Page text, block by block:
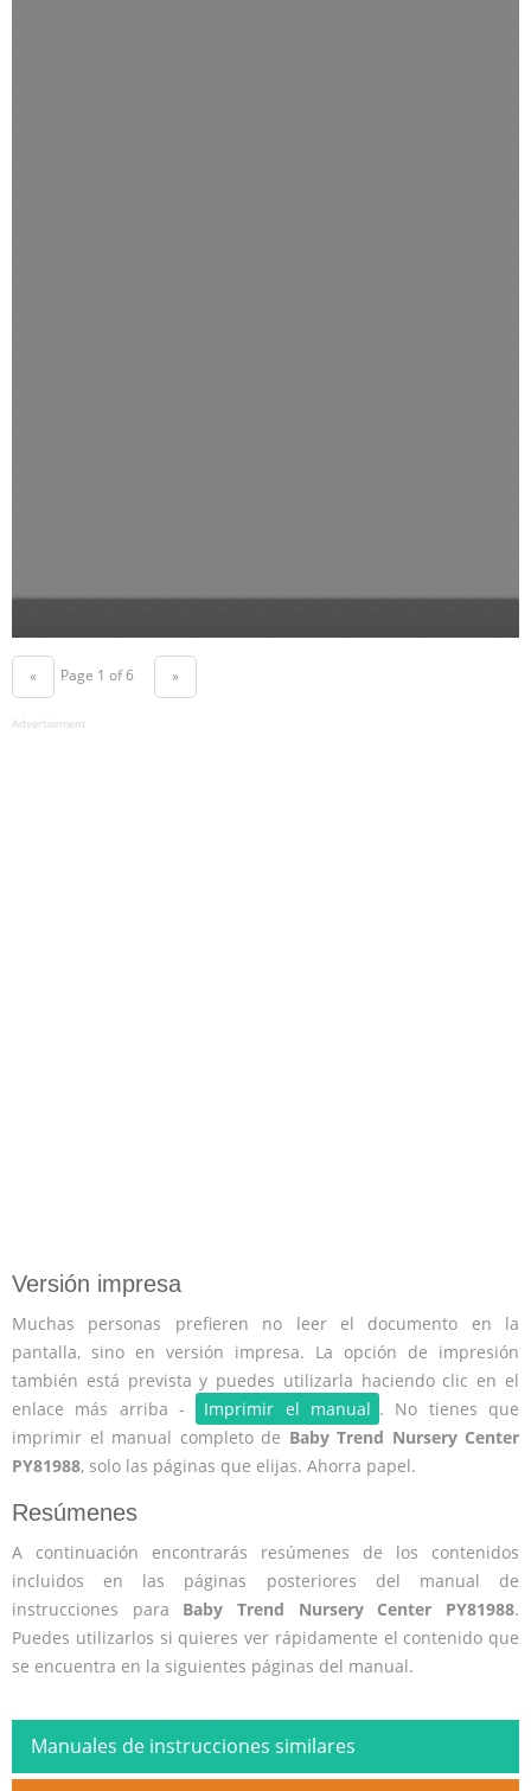
« Page 1 of 6 »
Advertisement
Versión impresa
Muchas personas prefieren no leer el documento en la
pantalla, sino en versión impresa. La opción de impresión
también está prevista y puedes utilizarla haciendo clic en el
enlace más arriba -
Imprimir el manual . No tienes que
imprimir el manual completo de Baby Trend Nursery Center
PY81988, solo las páginas que elijas. Ahorra papel.
Resúmenes
A continuación encontrarás resúmenes de los contenidos
incluidos en las páginas posteriores del manual de
instrucciones para Baby Trend Nursery Center PY81988.
Puedes utilizarlos si quieres ver rápidamente el contenido que
se encuentra en la siguientes páginas del manual.
Manuales de instrucciones similares